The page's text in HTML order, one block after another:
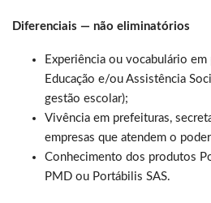
Diferenciais — não eliminatórios
Experiência ou vocabulário
Educação e/ou Assistência
gestão escolar);
Vivência em prefeituras,
empresas que atendem o
Conhecimento dos produtos
PMD ou Portábilis SAS.